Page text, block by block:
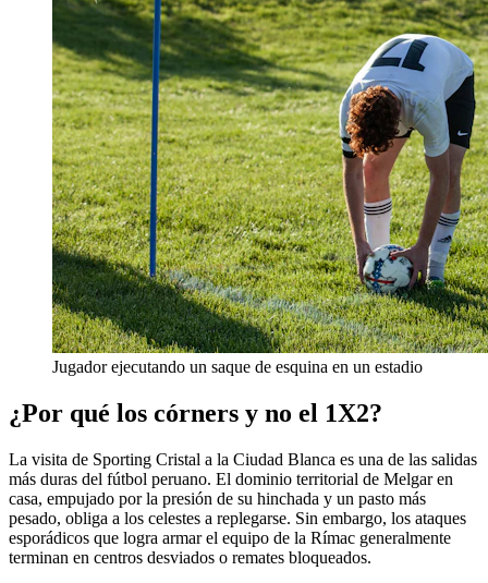
Jugador ejecutando un saque de esquina en un estadio
¿Por qué los córners y no el 1X2?
La visita de Sporting Cristal a la Ciudad Blanca es una de las salidas
más duras del fútbol peruano. El dominio territorial de Melgar en
casa, empujado por la presión de su hinchada y un pasto más
pesado, obliga a los celestes a replegarse. Sin embargo, los ataques
esporádicos que logra armar el equipo de la Rímac generalmente
terminan en centros desviados o remates bloqueados.